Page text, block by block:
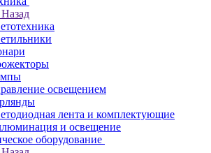
Назад
освещением
лента и комплектующие
и освещение
оборудование